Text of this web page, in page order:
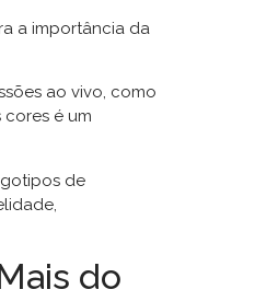
a importância da
ao vivo, como
é um
de
do